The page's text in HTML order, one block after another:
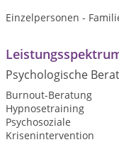
Einzelpersonen -
Psychologische
Burnout-Beratung
Hypnosetraining
Psychosoziale
Krisenintervention